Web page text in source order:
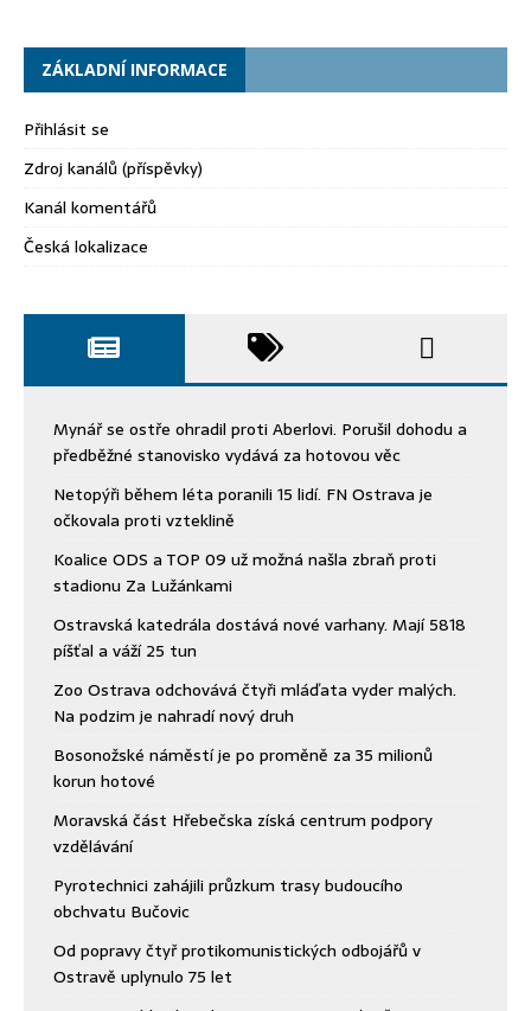
ZÁKLADNÍ INFORMACE
Přihlásit se
Zdroj kanálů (příspěvky)
Kanál komentářů
Česká lokalizace
Mynář se ostře ohradil proti Aberlovi. Porušil dohodu a
předběžné stanovisko vydává za hotovou věc
Netopýři během léta poranili 15 lidí. FN Ostrava je
očkovala proti vzteklině
Koalice ODS a TOP 09 už možná našla zbraň proti
stadionu Za Lužánkami
Ostravská katedrála dostává nové varhany. Mají 5818
píšťal a váží 25 tun
Zoo Ostrava odchovává čtyři mláďata vyder malých.
Na podzim je nahradí nový druh
Bosonožské náměstí je po proměně za 35 milionů
korun hotové
Moravská část Hřebečska získá centrum podpory
vzdělávání
Pyrotechnici zahájili průzkum trasy budoucího
obchvatu Bučovic
Od popravy čtyř protikomunistických odbojářů v
Ostravě uplynulo 75 let